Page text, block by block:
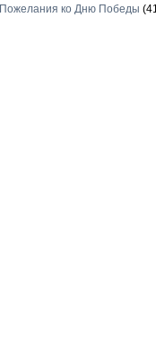
Пожелания ко Дню Победы